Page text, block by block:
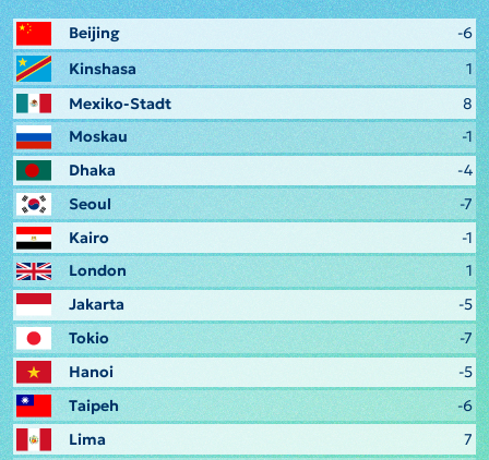
Beijing
-6
Kinshasa
1
Mexiko-Stadt
8
Moskau
-1
Dhaka
-4
Seoul
-7
Kairo
-1
London
1
Jakarta
-5
Tokio
-7
Hanoi
-5
Taipeh
-6
Lima
7